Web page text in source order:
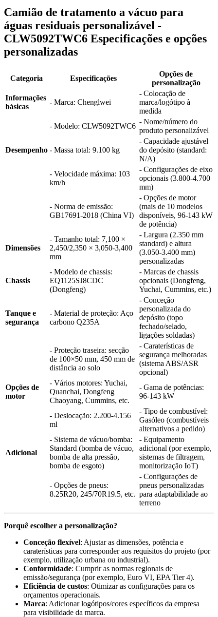
Camião de tratamento a vácuo para
águas residuais personalizável -
CLW5092TWC6 Especificações e opções
personalizadas
Categoria Especificações
Opções de
personalização
Informações
básicas
- Marca: Chenglwei
- Colocação de
marca/logótipo à
medida
- Modelo: CLW5092TWC6
- Nome/número do
produto personalizável
Desempenho - Massa total: 9.100 kg
- Capacidade ajustável
do depósito (standard:
N/A)
- Velocidade máxima: 103
km/h
- Configurações de eixo
opcionais (3.800-4.700
mm)
- Norma de emissão:
GB17691-2018 (China VI)
- Opções de motor
(mais de 10 modelos
disponíveis, 96-143 kW
de potência)
Dimensões
- Tamanho total: 7,100 ×
2,450/2,350 × 3,050-3,400
mm
- Largura (2.350 mm
standard) e altura
(3.050-3.400 mm)
personalizadas
Chassis
- Modelo de chassis:
EQ1125SJ8CDC
(Dongfeng)
- Marcas de chassis
opcionais (Dongfeng,
Yuchai, Cummins, etc.)
Tanque e
segurança
- Material de proteção: Aço
carbono Q235A
- Conceção
personalizada do
depósito (topo
fechado/selado,
ligações soldadas)
- Proteção traseira: secção
de 100×50 mm, 450 mm de
distância ao solo
- Caraterísticas de
segurança melhoradas
(sistema ABS/ASR
opcional)
Opções de
motor
- Vários motores: Yuchai,
Quanchai, Dongfeng
Chaoyang, Cummins, etc.
- Gama de potências:
96-143 kW
- Deslocação: 2.200-4.156
ml
- Tipo de combustível:
Gasóleo (combustíveis
alternativos a pedido)
Adicional
- Sistema de vácuo/bomba:
Standard (bomba de vácuo,
bomba de alta pressão,
bomba de esgoto)
- Equipamento
adicional (por exemplo,
sistemas de filtragem,
monitorização IoT)
- Opções de pneus:
8.25R20, 245/70R19.5, etc.
- Configurações de
pneus personalizadas
para adaptabilidade ao
terreno
Porquê escolher a personalização?
Conceção flexível: Ajustar as dimensões, potência e
caraterísticas para corresponder aos requisitos do projeto (por
exemplo, utilização urbana ou industrial).
Conformidade: Cumprir as normas regionais de
emissão/segurança (por exemplo, Euro VI, EPA Tier 4).
Eficiência de custos: Otimizar as configurações para os
orçamentos operacionais.
Marca: Adicionar logótipos/cores específicos da empresa
para visibilidade da marca.